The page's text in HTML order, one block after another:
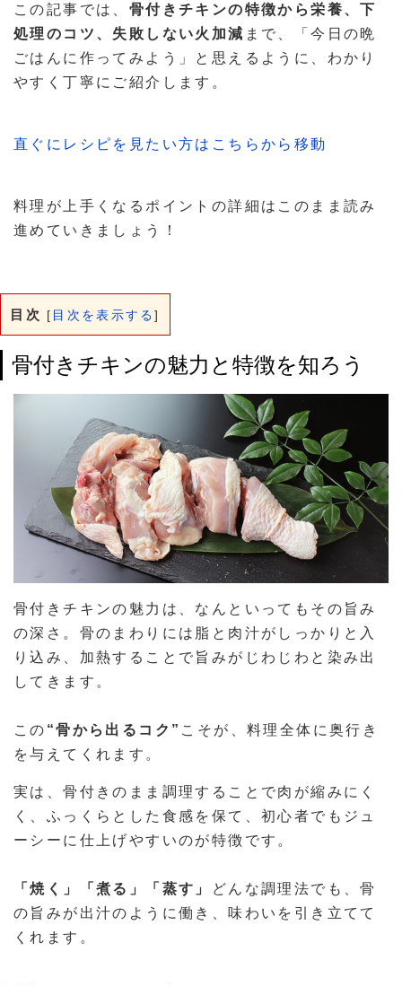
この記事では、 骨付きチキンの特徴から栄養、下
処理のコツ、失敗しない火加減 まで、「今日の晩
ごはんに作ってみよう」と思えるように、わかり
やすく丁寧にご紹介します。
直ぐにレシピを見たい方はこちらから移動
料理が上手くなるポイントの詳細はこのまま読み
進めていきましょう！
目次 [ 目次を表示する]
骨付きチキンの魅力と特徴を知ろう
骨付きチキンの魅力は、なんといってもその旨み
の深さ。骨のまわりには脂と肉汁がしっかりと入
り込み、加熱することで旨みがじわじわと染み出
してきます。
この “骨から出るコク” こそが、料理全体に奥行き
を与えてくれます。
実は、骨付きのまま調理することで肉が縮みにく
く、ふっくらとした食感を保て、初心者でもジュ
ーシーに仕上げやすいのが特徴です。
「焼く」「煮る」「蒸す」
どんな調理法でも、骨
の旨みが出汁のように働き、味わいを引き立てて
くれます。